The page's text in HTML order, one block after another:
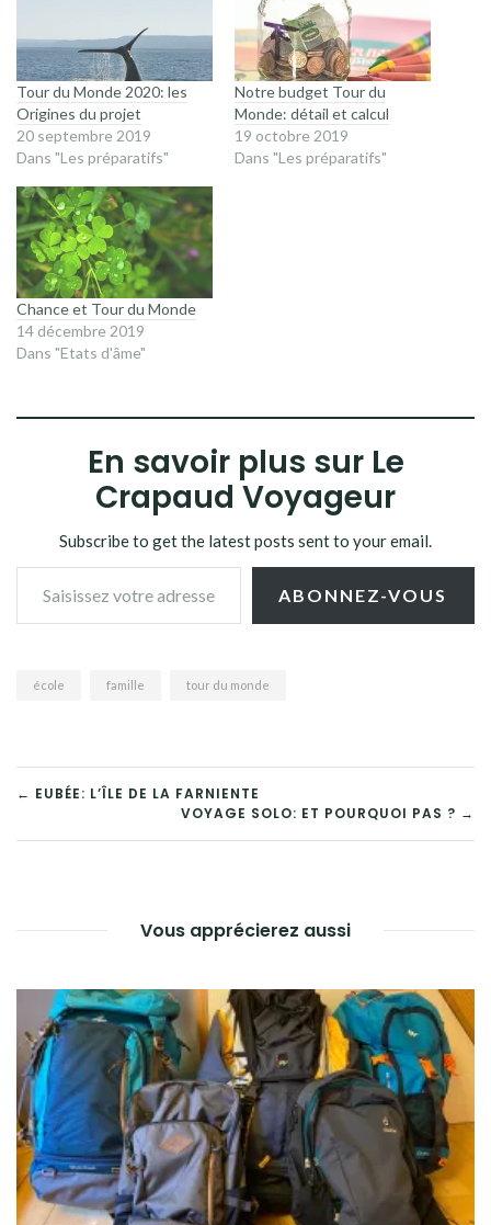
Tour du Monde 2020: les
Origines du projet
20 septembre 2019
Dans "Les préparatifs"
Notre budget Tour du
Monde: détail et calcul
19 octobre 2019
Dans "Les préparatifs"
Chance et Tour du Monde
14 décembre 2019
Dans "Etats d'âme"
En savoir plus sur Le
Crapaud Voyageur
Subscribe to get the latest posts sent to your email.
Saisissez votre adresse e-mail…
ABONNEZ-VOUS
école famille tour du monde
NAVIGATION
DE
← EUBÉE: L’ÎLE DE LA FARNIENTE
VOYAGE SOLO: ET POURQUOI PAS ? →
Vous apprécierez aussi